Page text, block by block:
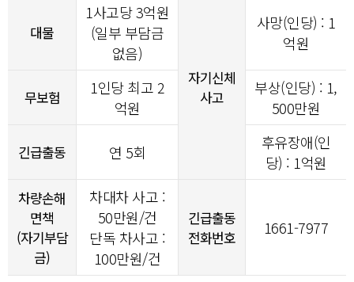
대물
1사고당3억원
(일부 부담금
없음)
자기신체
사고
사망(인당) : 1
억원
무보험
1인당 최고 2
억원
부상(인당) : 1,
500만원
긴급출동 연 5회
후유장애(인
당) : 1억원
차량손해
면책
(자기부담
금)
차대차 사고 :
50만원/건
단독 차사고 :
100만원/건
긴급출동
전화번호
1661-7977